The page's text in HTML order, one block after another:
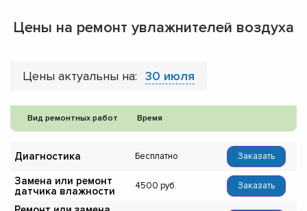
Цены на ремонт увлажнителей воздуха
Цены актуальны на: 30 июля
Вид ремонтных работ Время
Диагностика Бесплатно Заказать
Замена или ремонт
датчика влажности
4500 Заказать